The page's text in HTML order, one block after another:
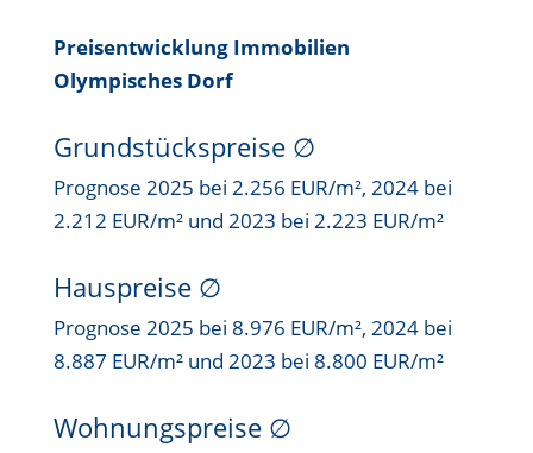
Preisentwicklung Immobilien
Olympisches Dorf
Grundstückspreise ∅
Prognose 2025 bei 2.256 EUR/m², 2024 bei
2.212 EUR/m² und 2023 bei 2.223 EUR/m²
Hauspreise ∅
Prognose 2025 bei 8.976 EUR/m², 2024 bei
8.887 EUR/m² und 2023 bei 8.800 EUR/m²
Wohnungspreise ∅